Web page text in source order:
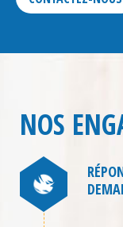
NOS